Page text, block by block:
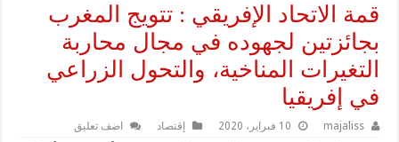
قمة الاتحاد الإفريقي : تتويج المغرب
بجائزتين لجهوده في مجال محاربة
التغيرات المناخية، والتحول الزراعي
في إفريقيا
majaliss 10 فبراير، 2020 إقتصاد اضف تعليق